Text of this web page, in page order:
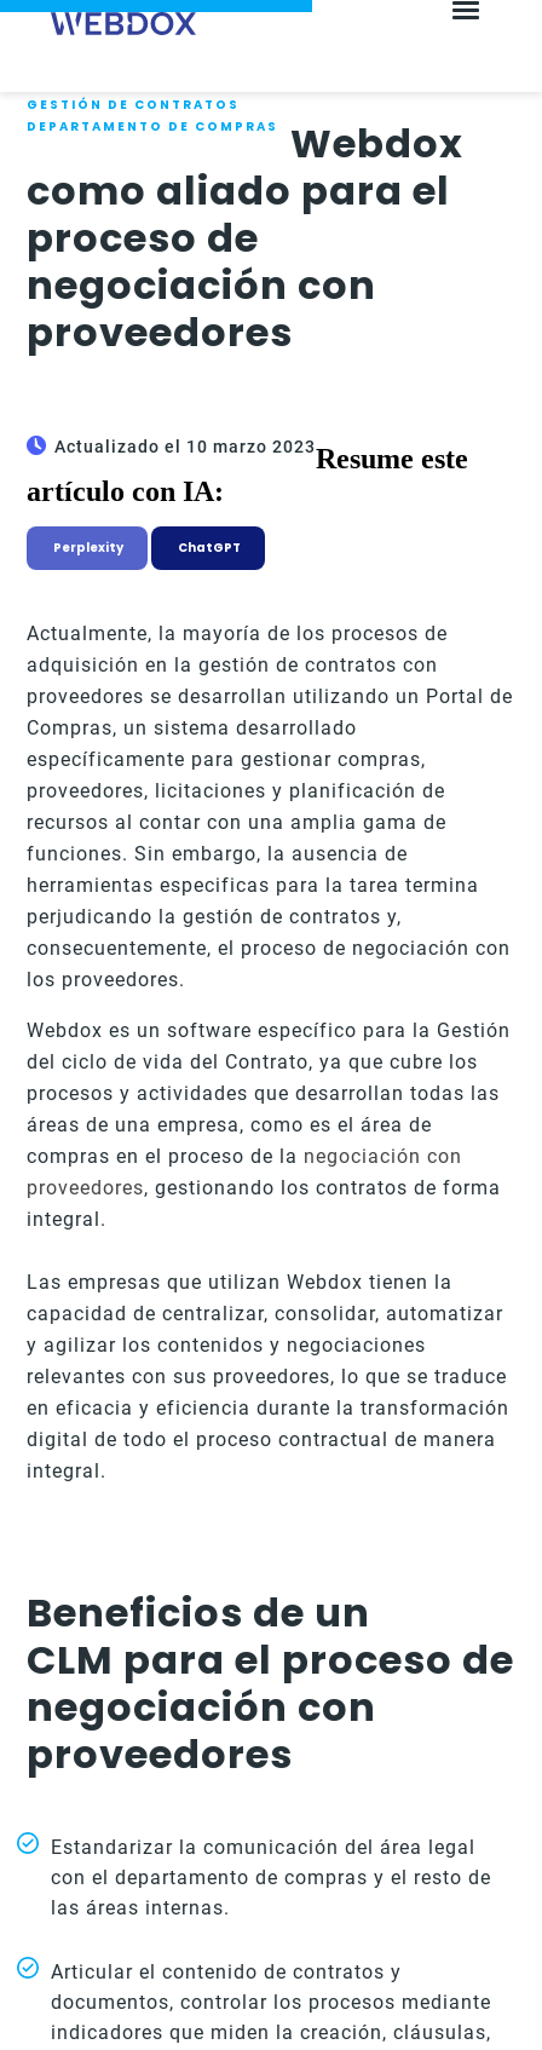
GESTIÓN DE CONTRATOS
DEPARTAMENTO DE COMPRAS
Webdox
como aliado para el
proceso de
negociación con
proveedores
Actualizado el 10 marzo 2023Resume este
artículo con IA:
Perplexity ChatGPT
Actualmente, la mayoría de los procesos de
adquisición en la gestión de contratos con
proveedores se desarrollan utilizando un Portal de
Compras, un sistema desarrollado
específicamente para gestionar compras,
proveedores, licitaciones y planificación de
recursos al contar con una amplia gama de
funciones. Sin embargo, la ausencia de
herramientas especificas para la tarea termina
perjudicando la gestión de contratos y,
consecuentemente, el proceso de negociación con
los proveedores.
Webdox es un software específico para la Gestión
del ciclo de vida del Contrato, ya que cubre los
procesos y actividades que desarrollan todas las
áreas de una empresa, como es el área de
compras en el proceso de la negociación con
proveedores, gestionando los contratos de forma
integral.
Las empresas que utilizan Webdox tienen la
capacidad de centralizar, consolidar, automatizar
y agilizar los contenidos y negociaciones
relevantes con sus proveedores, lo que se traduce
en eficacia y eficiencia durante la transformación
digital de todo el proceso contractual de manera
integral.
Beneficios de un
CLM para el proceso de
negociación con
proveedores
Estandarizar la comunicación del área legal
con el departamento de compras y el resto de
las áreas internas.
Articular el contenido de contratos y
documentos, controlar los procesos mediante
indicadores que miden la creación, cláusulas,